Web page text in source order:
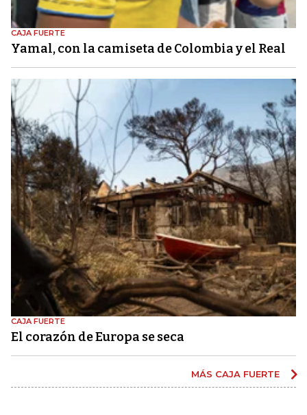
CAJA FUERTE
Yamal, con la camiseta de Colombia y el Real
CAJA FUERTE
El corazón de Europa se seca
MÁS CAJA FUERTE